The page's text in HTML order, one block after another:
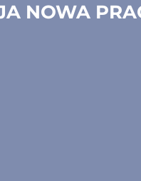
NOWA